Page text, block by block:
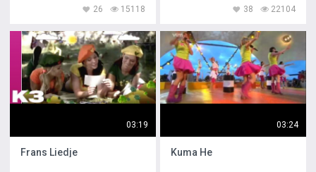
15118
26 22104
38
03:19
Frans Liedje
03:24
Kuma He